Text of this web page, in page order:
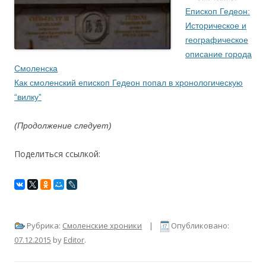
Епископ Гедеон:
Историческое и
географическое
описание города
Смоленска
Как смоленский епископ Гедеон попал в хронологическую
“вилку”
(Продолжение следует)
Поделиться ссылкой:
Рубрика: Смоленские хроники |
Опубликовано:
07.12.2015 by Editor.